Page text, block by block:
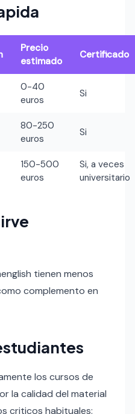
Precio
estimado
Certificado
0-40
euros
Si
80-250
euros
Si
150-500
euros
Si, a veces
universitario
tienen menos
complemento en
los cursos de
la calidad del material
criticos habituales: